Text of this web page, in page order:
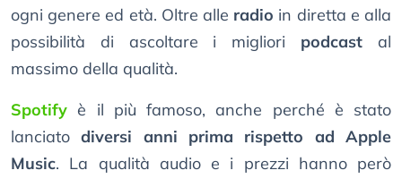
ogni genere ed età. Oltre alle radio in diretta e alla
possibilità di ascoltare i migliori podcast al
massimo della qualità.
Spotify è il più famoso, anche perché è stato
lanciatodiversi anni prima rispetto ad Apple
Music. La qualità audio e i prezzi hanno però